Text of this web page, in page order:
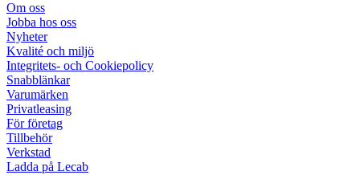
Om oss
Jobba hos oss
Nyheter
Kvalité och miljö
Integritets- och Cookiepolicy
Snabblänkar
Varumärken
Privatleasing
För företag
Tillbehör
Verkstad
Ladda på Lecab